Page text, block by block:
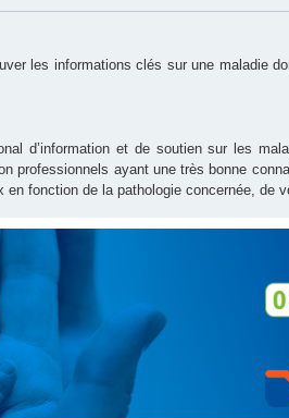
les informations clés sur une maladie
d’information et de soutien sur les
professionnels ayant une très bonne
fonction de la pathologie concernée, de